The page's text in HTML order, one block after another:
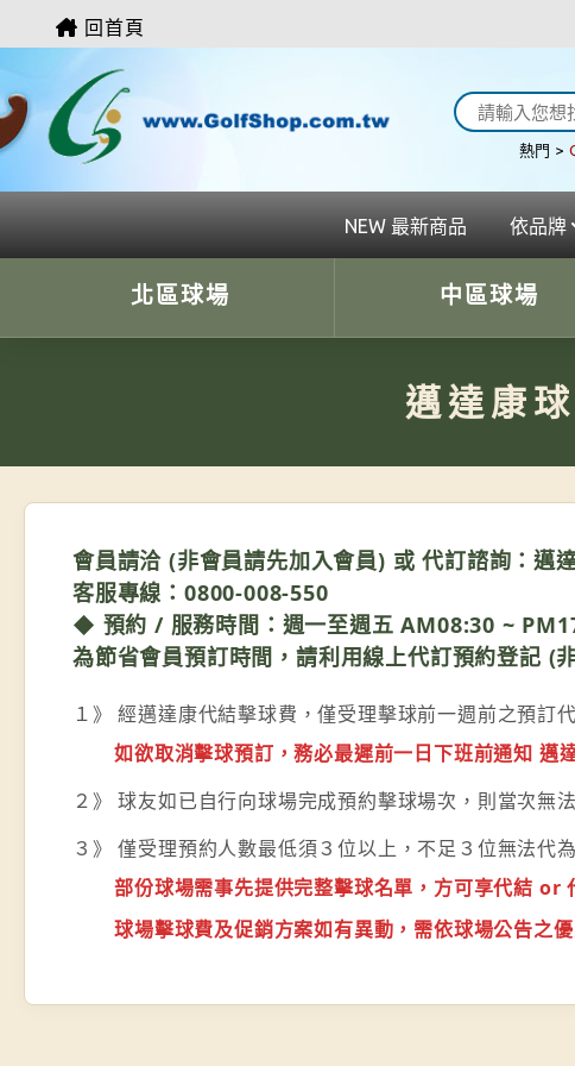
回首頁
熱門 >
NEW 最新商品 依品牌
北區球場 中區球場
邁達康
會員請洽 (非會員請先加入會員) 或 代訂諮詢：邁
客服專線：0800-008-550
◆ 預約 / 服務時間：週一至週五 AM08:30 ~
為節省會員預訂時間，請利用線上代訂預約登記 (
１》 經邁達康代結擊球費，僅受理擊球前一週前之預訂
如欲取消擊球預訂，務必最遲前一日下班前通知 邁
２》 球友如已自行向球場完成預約擊球場次，則當次無
３》 僅受理預約人數最低須３位以上，不足３位無法代
部份球場需事先提供完整擊球名單，方可享代結 or
球場擊球費及促銷方案如有異動，需依球場公告之